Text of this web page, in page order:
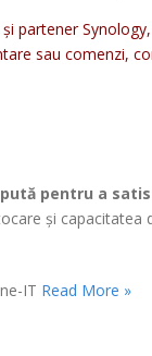
partener
sau comenzi,
pentru a
și
Read More »